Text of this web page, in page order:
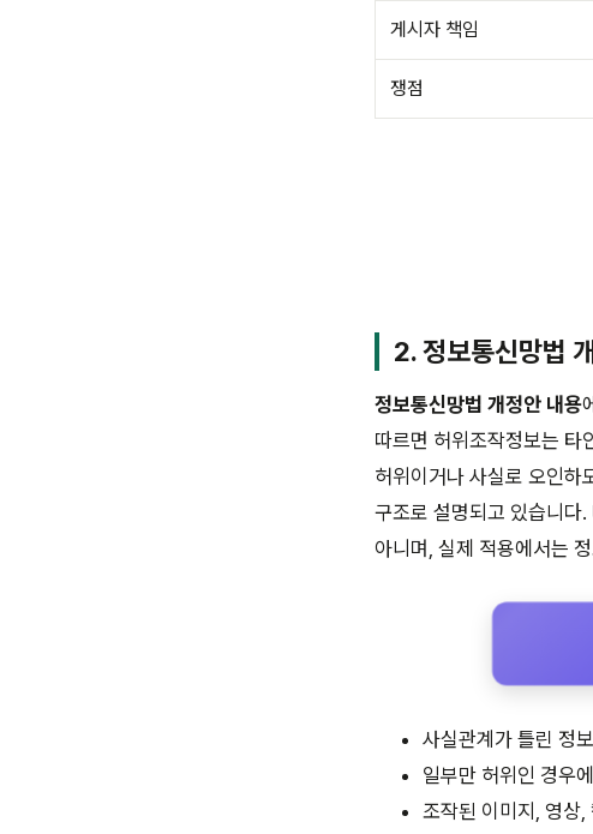
게시자 책임
쟁점
2. 정보통신망법
정보통신망법 개정안 내용
따르면 허위조작정보는 타
허위이거나 사실로 오인하
구조로 설명되고 있습니다
아니며, 실제 적용에서는
사실관계가 틀린 정
일부만 허위인 경우
조작된 이미지, 영상